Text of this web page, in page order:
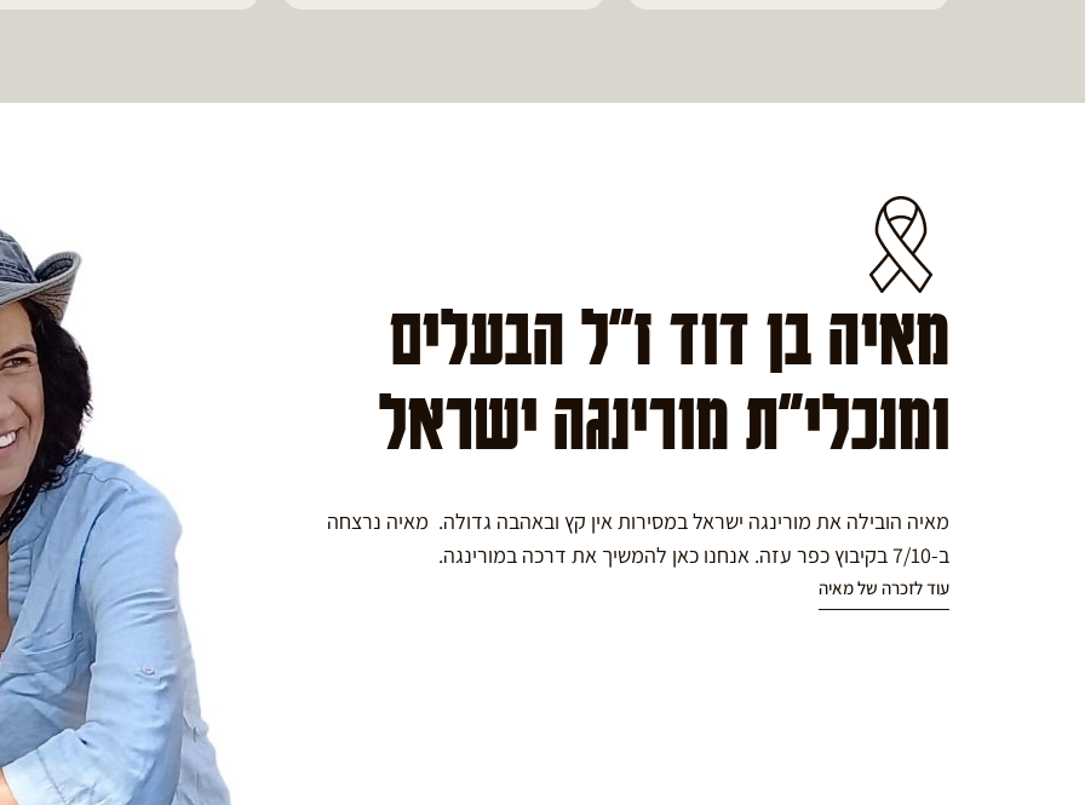
מאיה בן דוד ז"ל הבעלים
ומנכלי"ת מורינגה ישראל
מאיה הובילה את מורינגה ישראל במסירות אין קץ ובאהבה גדולה. מאיה נרצחה
ב-7/10 בקיבוץ כפר עזה. אנחנו כאן להמשיך את דרכה במורינגה.
עוד לזכרה של מאיה